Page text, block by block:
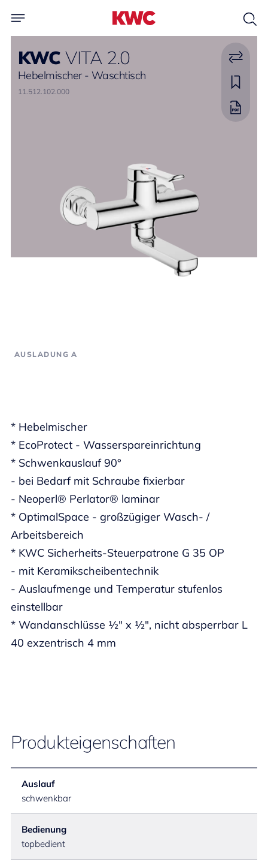
KWCVITA 2.0
Hebelmischer - Waschtisch
11.512.102.000
* Hebelmischer
* EcoProtect - Wasserspareinrichtung
* Schwenkauslauf 90°
- bei Bedarf mit Schraube fixierbar
- Neoperl® Perlator® laminar
* OptimalSpace - großzügiger Wasch- /
Arbeitsbereich
* KWC Sicherheits-Steuerpatrone G 35 OP
- mit Keramikscheibentechnik
- Auslaufmenge und Temperatur stufenlos
einstellbar
* Wandanschlüsse ½" x ½", nicht absperrbar L
40 exzentrisch 4 mm
AUSLADUNG A
Produkteigenschaften
Auslauf
schwenkbar
Bedienung
topbedient